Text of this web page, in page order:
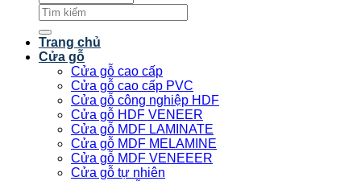
Tìm
kiếm:
Trang chủ
Cửa gỗ
Cửa gỗ cao cấp
Cửa gỗ cao cấp PVC
Cửa gỗ công nghiệp HDF
Cửa gỗ HDF VENEER
Cửa gỗ MDF LAMINATE
Cửa gỗ MDF MELAMINE
Cửa gỗ MDF VENEEER
Cửa gỗ tự nhiên